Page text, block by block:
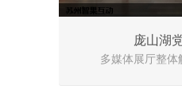
庞山湖
多媒体展厅整